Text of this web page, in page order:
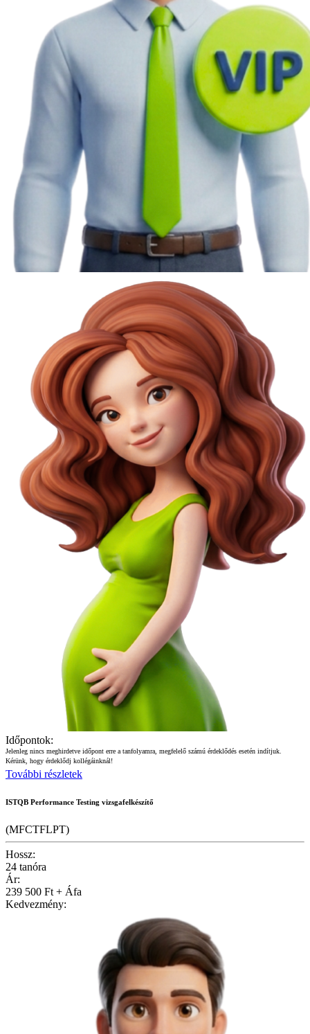
Időpontok:
Jelenleg nincs meghirdetve időpont erre a tanfolyamra, megfelelő számú érdeklődés esetén indítjuk.
Kérünk, hogy érdeklődj kollégáinknál!
További részletek
ISTQB Performance Testing vizsgafelkészítő
(MFCTFLPT)
Hossz:
24 tanóra
Ár:
239 500 Ft + Áfa
Kedvezmény: